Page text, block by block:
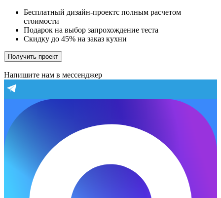
Бесплатный дизайн-проектс полным расчетом
стоимости
Подарок на выбор запрохождение теста
Скидку до 45% на заказ кухни
Получить проект
Напишите нам в мессенджер